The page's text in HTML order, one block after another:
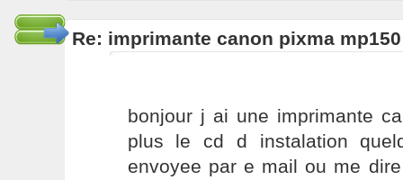
Re: imprimante canon pixma mp150
bonjour j ai une imprimante
plus le cd d instalation
envoyee par e mail ou me